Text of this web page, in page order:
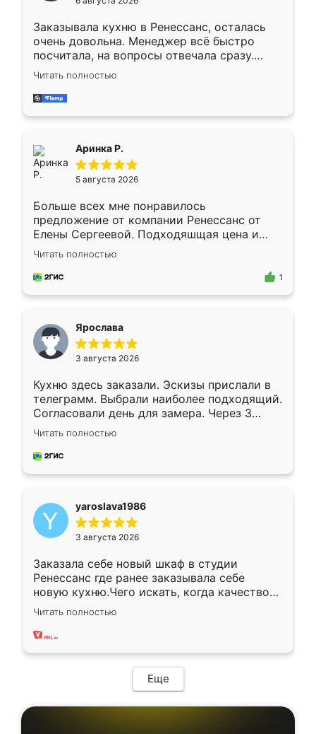
мебели буду заказывать только здесь.
Заказывала кухню в Ренессанс, осталась
очень довольна. Менеджер всё быстро
посчитала, на вопросы отвечала сразу.
Замерщик приехал в субботу, подошёл к
делу со всей ответственностью. Собрали
за день, ребята работали аккуратно, даже
Читать полностью
Аринка Р.
5 августа 2026
Больше всех мне понравилось
предложение от компании Ренессанс от
Елены Сергеевой. Подходяшщая цена и
короткие сроки изготовления. Приехавший
для замера сотрудник Владислав
предложил по моему эскизу самый
Читать полностью
1
Ярослава
3 августа 2026
Кухню здесь заказали. Эскизы прислали в
телеграмм. Выбрали наиболее подходящий.
Согласовали день для замера. Через 3
недели кухня была уже готова. Остались
довольны работой. Спасибо Ренессанс
мебель за качественную работу!
Читать полностью
yaroslava1986
3 августа 2026
Заказала себе новый шкаф в студии
Ренессанс где ранее заказывала себе
новую кухню.Чего искать, когда качеством
вполне довольна. Служит кухня уже почти
два года, нареканий нет.
Читать полностью
Еще